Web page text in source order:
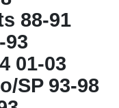
88-91
93
01-03
SP 93-98